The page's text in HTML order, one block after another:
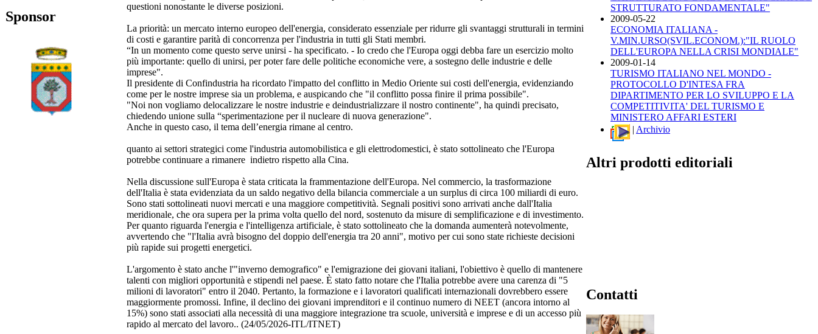
Sponsor
questioni nonostante le diverse posizioni.
La priorità: un mercato interno europeo dell'energia, considerato essenziale per ridurre gli svantaggi strutturali in termini
di costi e garantire parità di concorrenza per l'industria in tutti gli Stati membri.
“In un momento come questo serve unirsi - ha specificato. - Io credo che l'Europa oggi debba fare un esercizio molto
più importante: quello di unirsi, per poter fare delle politiche economiche vere, a sostegno delle industrie e delle
imprese".
Il presidente di Confindustria ha ricordato l'impatto del conflitto in Medio Oriente sui costi dell'energia, evidenziando
come per le nostre imprese sia un problema, e auspicando che "il conflitto possa finire il prima possibile".
"Noi non vogliamo delocalizzare le nostre industrie e deindustrializzare il nostro continente", ha quindi precisato,
chiedendo unione sulla “sperimentazione per il nucleare di nuova generazione".
Anche in questo caso, il tema dell’energia rimane al centro.
quanto ai settori strategici come l'industria automobilistica e gli elettrodomestici, è stato sottolineato che l'Europa
potrebbe continuare a rimanere indietro rispetto alla Cina.
Nella discussione sull'Europa è stata criticata la frammentazione dell'Europa. Nel commercio, la trasformazione
dell'Italia è stata evidenziata da un saldo negativo della bilancia commerciale a un surplus di circa 100 miliardi di euro.
Sono stati sottolineati nuovi mercati e una maggiore competitività. Segnali positivi sono arrivati anche dall'Italia
meridionale, che ora supera per la prima volta quello del nord, sostenuto da misure di semplificazione e di investimento.
Per quanto riguarda l'energia e l'intelligenza artificiale, è stato sottolineato che la domanda aumenterà notevolmente,
avvertendo che "l'Italia avrà bisogno del doppio dell'energia tra 20 anni", motivo per cui sono state richieste decisioni
più rapide sui progetti energetici.
L'argomento è stato anche l'"inverno demografico" e l'emigrazione dei giovani italiani, l'obiettivo è quello di mantenere
talenti con migliori opportunità e stipendi nel paese. È stato fatto notare che l'Italia potrebbe avere una carenza di "5
milioni di lavoratori" entro il 2040. Pertanto, la formazione e i lavoratori qualificati internazionali dovrebbero essere
maggiormente promossi. Infine, il declino dei giovani imprenditori e il continuo numero di NEET (ancora intorno al
15%) sono stati associati alla necessità di una maggiore integrazione tra scuole, università e imprese e di un accesso più
rapido al mercato del lavoro.. (24/05/2026-ITL/ITNET)
STRUTTURATO FONDAMENTALE"
2009-05-22
ECONOMIA ITALIANA -
V.MIN.URSO(SVIL.ECONOM.):"IL RUOLO
DELL'EUROPA NELLA CRISI MONDIALE"
2009-01-14
TURISMO ITALIANO NEL MONDO -
PROTOCOLLO D'INTESA FRA
DIPARTIMENTO PER LO SVILUPPO E LA
COMPETITIVITA' DEL TURISMO E
MINISTERO AFFARI ESTERI
| Archivio
Altri prodotti editoriali
Contatti